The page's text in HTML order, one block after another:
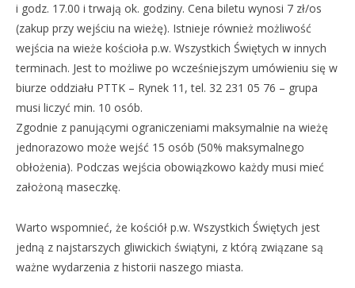
i godz. 17.00 i trwają ok. godziny. Cena biletu wynosi 7 zł/os
(zakup przy wejściu na wieżę). Istnieje również możliwość
wejścia na wieże kościoła p.w. Wszystkich Świętych w innych
terminach. Jest to możliwe po wcześniejszym umówieniu się w
biurze oddziału PTTK – Rynek 11, tel. 32 231 05 76 – grupa
musi liczyć min. 10 osób.
Zgodnie z panującymi ograniczeniami maksymalnie na wieżę
jednorazowo może wejść 15 osób (50% maksymalnego
obłożenia). Podczas wejścia obowiązkowo każdy musi mieć
założoną maseczkę.
Warto wspomnieć, że kościół p.w. Wszystkich Świętych jest
jedną z najstarszych gliwickich świątyni, z którą związane są
ważne wydarzenia z historii naszego miasta.